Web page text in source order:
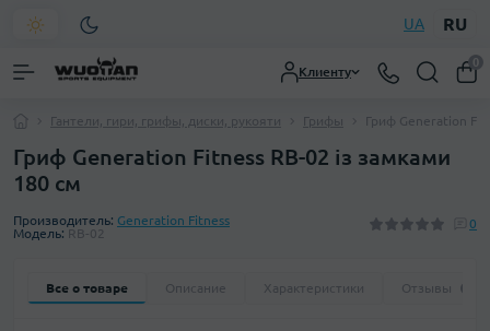
UA RU
Клиенту
0
Гантели, гири, грифы, диски, рукояти Грифы Гриф Generation
Гриф Generation Fitness RB-02 із замками
180 см
Производитель: Generation Fitness
Модель: RB-02
0
Все о товаре Описание Характеристики Отзывы